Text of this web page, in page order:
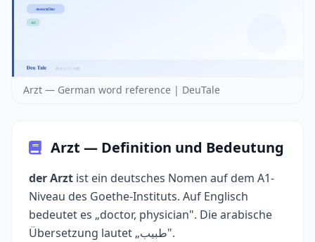
Arzt — German word reference | DeuTale
Arzt — Definition und Bedeutung
der Arzt ist ein deutsches Nomen auf dem A1-
Niveau des Goethe-Instituts. Auf Englisch
bedeutet es „doctor, physician". Die arabische
Übersetzung lautet „طبيب".